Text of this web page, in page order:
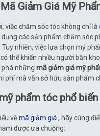
Giảm Giá Mỹ
việc chăm sóc tóc không chỉ là
các sản phẩm chăm sóc
Tuy nhiên, việc lựa chọn mỹ
thể khiến nhiều người băn
những mã giảm giá mỹ
phí mà vẫn sở hữu sản phẩm
phẩm tóc phổ biến
vềmã giảm giá , hãy cùng
được ưa chuộng: